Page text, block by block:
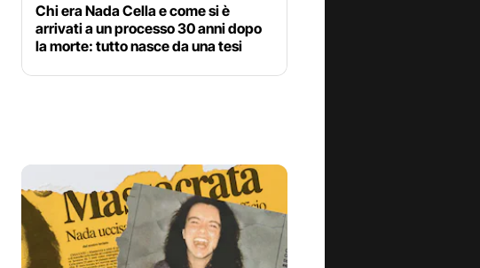
Chi era Nada Cella e come si è
arrivati a un processo 30 anni dopo
la morte: tutto nasce da una tesi